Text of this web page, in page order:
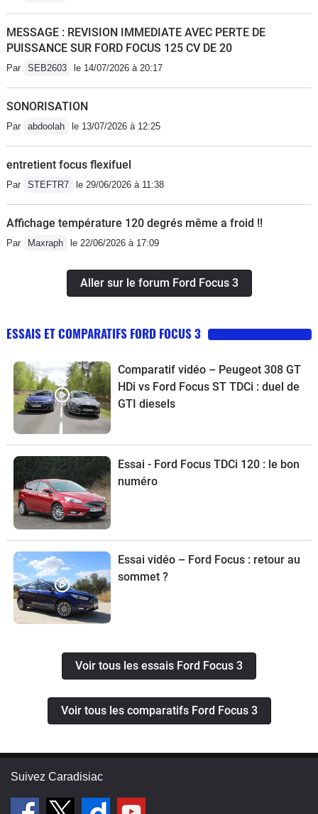
MESSAGE : REVISION IMMEDIATE AVEC PERTE DE
PUISSANCE SUR FORD FOCUS 125 CV DE 20
Par SEB2603 le 14/07/2026 à 20:17
SONORISATION
Par abdoolah le 13/07/2026 à 12:25
entretient focus flexifuel
Par STEFTR7 le 29/06/2026 à 11:38
Affichage température 120 degrés même a froid !!
Par Maxraph le 22/06/2026 à 17:09
Aller sur le forum Ford Focus 3
ESSAIS ET COMPARATIFS FORD FOCUS 3
Comparatif vidéo – Peugeot 308 GT
HDi vs Ford Focus ST TDCi : duel de
GTI diesels
Essai - Ford Focus TDCi 120 : le bon
numéro
Essai vidéo – Ford Focus : retour au
sommet ?
Voir tous les essais Ford Focus 3
Voir tous les comparatifs Ford Focus 3
Suivez Caradisiac